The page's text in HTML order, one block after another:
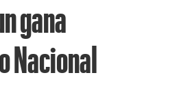
gana
Nacional